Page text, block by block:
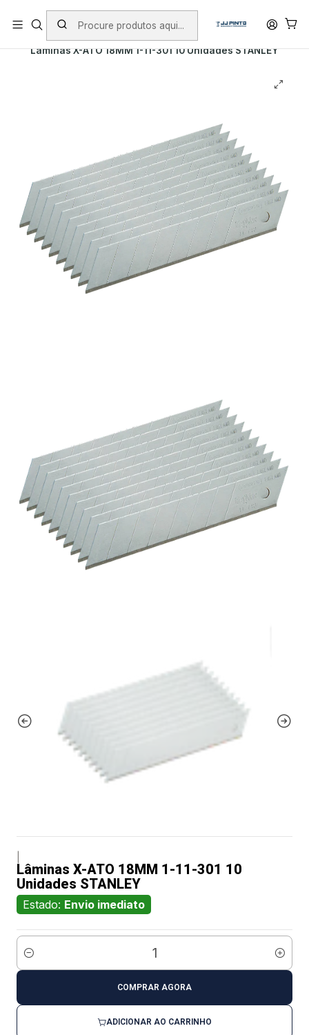
PORTES INCLUÍDOS EM ENCOMENDAS +75€ (excepto ilhas)
Início Envio
Envio imediato
Lâminas X-ATO 18MM 1-11-301 10 Unidades STANLEY
Lâminas X-ATO 18MM 1-11-301 10
Unidades STANLEY
Estado: Envio imediato
Quantidade
ADICIONAR AO CARRINHO
COMPRAR AGORA